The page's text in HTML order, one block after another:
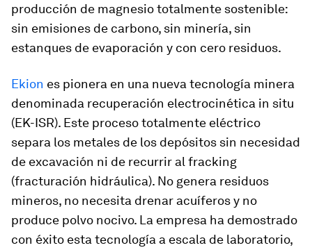
producción de magnesio totalmente sostenible:
sin emisiones de carbono, sin minería, sin
estanques de evaporación y con cero residuos.
Ekion es pionera en una nueva tecnología minera
denominada recuperación electrocinética in situ
(EK-ISR). Este proceso totalmente eléctrico
separa los metales de los depósitos sin necesidad
de excavación ni de recurrir al fracking
(fracturación hidráulica). No genera residuos
mineros, no necesita drenar acuíferos y no
produce polvo nocivo. La empresa ha demostrado
con éxito esta tecnología a escala de laboratorio,